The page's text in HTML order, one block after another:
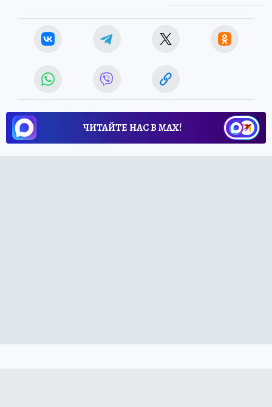
ЧИТАЙТЕ НАС В МАХ!